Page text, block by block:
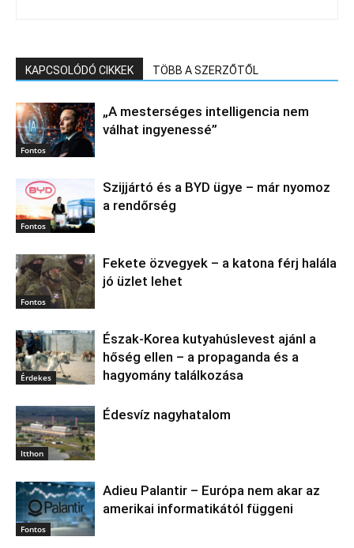
KAPCSOLÓDÓ CIKKEK TÖBB A SZERZŐTŐL
Fontos
„A mesterséges intelligencia nem
válhat ingyenessé”
Fontos
Szijjártó és a BYD ügye – már nyomoz
a rendőrség
Fontos
Fekete özvegyek – a katona férj halála
jó üzlet lehet
Érdekes
Észak‑Korea kutyahúslevest ajánl a
hőség ellen – a propaganda és a
hagyomány találkozása
Itthon
Édesvíz nagyhatalom
Fontos
Adieu Palantir – Európa nem akar az
amerikai informatikától függeni